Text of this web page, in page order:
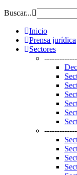
Buscar...
Inicio
Prensa jurídica
Sectores